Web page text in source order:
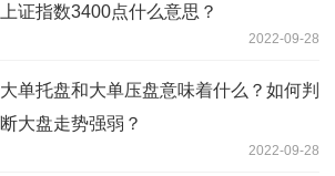
上证指数3400点什么意思？
2022-09-28
大单托盘和大单压盘意味着什么？如何判
断大盘走势强弱？
2022-09-28